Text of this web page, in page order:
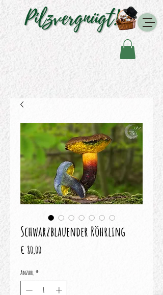
Schwarzblauender Röhrling
€ 80,00Preis
Anzahl *